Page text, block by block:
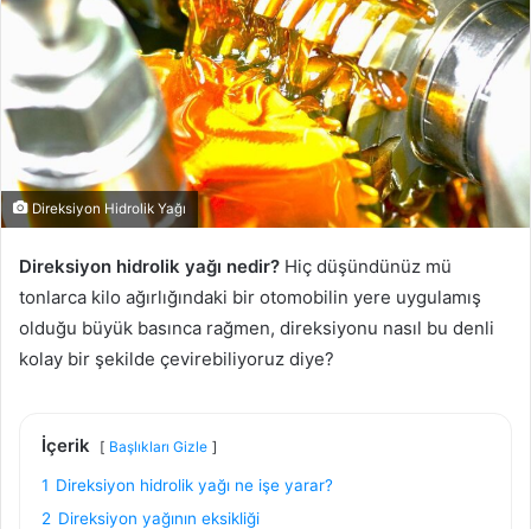
Direksiyon Hidrolik Yağı
Direksiyon hidrolik yağı nedir? Hiç düşündünüz mü
tonlarca kilo ağırlığındaki bir otomobilin yere uygulamış
olduğu büyük basınca rağmen, direksiyonu nasıl bu denli
kolay bir şekilde çevirebiliyoruz diye?
İçerik Başlıkları Gizle
1 Direksiyon hidrolik yağı ne işe yarar?
2 Direksiyon yağının eksikliği